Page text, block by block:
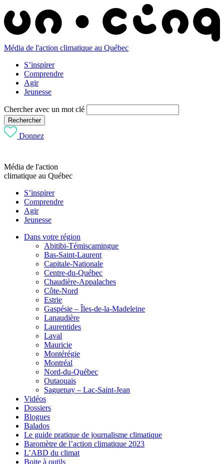
Média de l'action climatique au Québec
S’inspirer
Comprendre
Agir
Jeunesse
Chercher avec un mot clé
Rechercher
Donnez
Média de l'action
climatique au Québec
S’inspirer
Comprendre
Agir
Jeunesse
Dans votre région
Abitibi-Témiscamingue
Bas-Saint-Laurent
Capitale-Nationale
Centre-du-Québec
Chaudière-Appalaches
Côte-Nord
Estrie
Gaspésie – Îles-de-la-Madeleine
Lanaudière
Laurentides
Laval
Mauricie
Montérégie
Montréal
Nord-du-Québec
Outaouais
Saguenay – Lac-Saint-Jean
Vidéos
Dossiers
Blogues
Balados
Le guide pratique de journalisme climatique
Baromètre de l’action climatique 2023
L’ABD du climat
Boite à outils